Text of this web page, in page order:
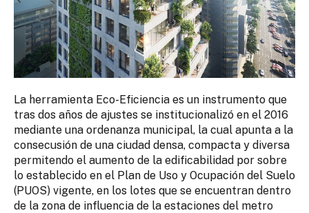
La herramienta Eco-Eficiencia es un instrumento que
tras dos años de ajustes se institucionalizó en el 2016
mediante una ordenanza municipal, la cual apunta a la
consecusión de una ciudad densa, compacta y diversa
permitendo el aumento de la edificabilidad por sobre
lo establecido en el Plan de Uso y Ocupación del Suelo
(PUOS) vigente, en los lotes que se encuentran dentro
de la zona de influencia de la estaciones del metro